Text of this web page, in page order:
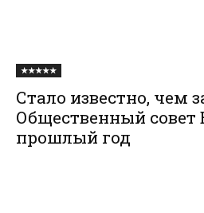
★★★★★
Стало известно, чем
Общественный совет
прошлый год